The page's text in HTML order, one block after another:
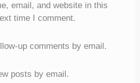
email, and website in this
time I comment.
up comments by email.
posts by email.